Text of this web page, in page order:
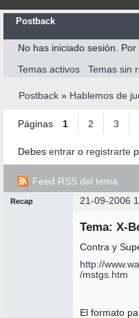
Postback
Inicio
Postback
Reglas
Búsqueda
Entrar
No has iniciado sesión.
Por
Temas activos
Temas sin
Postback » Hablemos de
Páginas 1 2 3
Debes entrar o registrarte
Feed RSS del tema
Recap 21-09-2006
Tema: X-
Contra y
http://
/mstgs.htm
El formato